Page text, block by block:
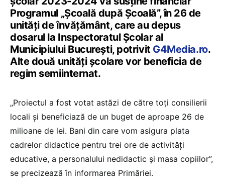
Programul „Școală după Școală”, în 26 de
unități de învățământ, care au depus
dosarul la Inspectoratul Școlar al
Municipiului București, potrivit G4Media.ro.
Alte două unități școlare vor beneficia de
regim semiinternat.
„Proiectul a fost votat astăzi de către toți consilierii
locali și beneficiază de un buget de aproape 26 de
milioane de lei. Bani din care vom asigura plata
cadrelor didactice pentru trei ore de activități
educative, a personalului nedidactic și masa copiilor”,
se precizează în informarea Primăriei.